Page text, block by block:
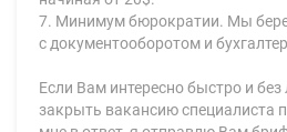
7. Минимум бюрократии. Мы
с документооборотом и
Если Вам интересно быстро и
закрыть вакансию специалиста